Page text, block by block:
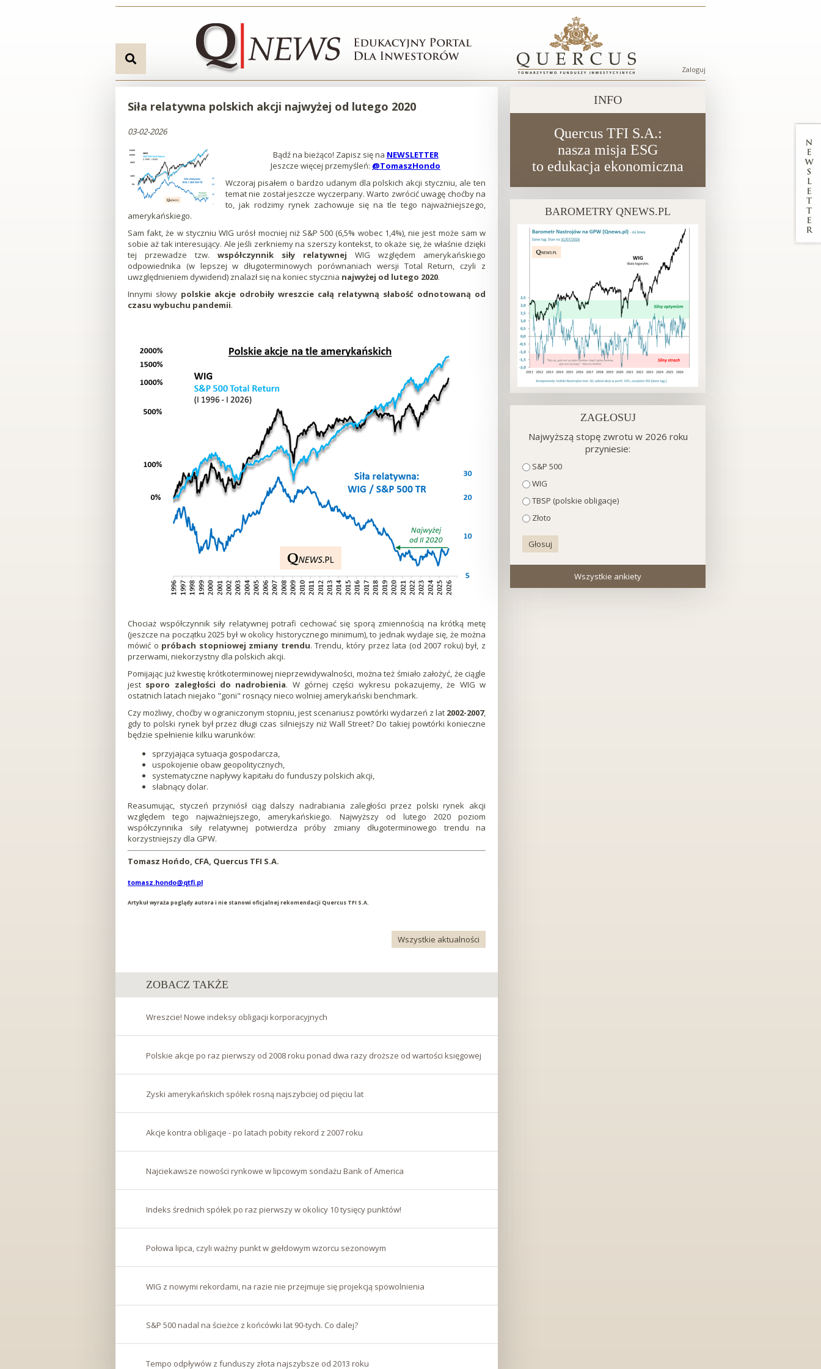
Go
to
engine
Menu
Zaloguj
Siła relatywna polskich akcji najwyżej od lutego 2020
03-02-2026
Bądź na bieżąco! Zapisz się na NEWSLETTEROtworzy
się
nowej
karcie
Jeszcze więcej przemyśleń: @TomaszHondo
w
nowej
karcie
Wczoraj pisałem o bardzo udanym dla polskich akcji styczniu, ale ten
temat nie został jeszcze wyczerpany. Warto zwrócić uwagę choćby na
to, jak rodzimy rynek zachowuje się na tle tego najważniejszego,
amerykańskiego.
Sam fakt, że w styczniu WIG urósł mocniej niż S&P 500 (6,5% wobec 1,4%), nie jest może sam w
sobie aż tak interesujący. Ale jeśli zerkniemy na szerszy kontekst, to okaże się, że właśnie dzięki
tej przewadze tzw. współczynnik siły relatywnej WIG względem amerykańskiego
odpowiednika (w lepszej w długoterminowych porównaniach wersji Total Return, czyli z
uwzględnieniem dywidend) znalazł się na koniec stycznia najwyżej od lutego 2020.
Innymi słowy polskie akcje odrobiły wreszcie całą relatywną słabość odnotowaną od
czasu wybuchu pandemii.
Chociaż współczynnik siły relatywnej potrafi cechować się sporą zmiennością na krótką metę
(jeszcze na początku 2025 był w okolicy historycznego minimum), to jednak wydaje się, że można
mówić o próbach stopniowej zmiany trendu. Trendu, który przez lata (od 2007 roku) był, z
przerwami, niekorzystny dla polskich akcji.
Pomijając już kwestię krótkoterminowej nieprzewidywalności, można też śmiało założyć, że ciągle
jest sporo zaległości do nadrobienia. W górnej części wykresu pokazujemy, że WIG w
ostatnich latach niejako "goni" rosnący nieco wolniej amerykański benchmark.
Czy możliwy, choćby w ograniczonym stopniu, jest scenariusz powtórki wydarzeń z lat 2002-2007,
gdy to polski rynek był przez długi czas silniejszy niż Wall Street? Do takiej powtórki konieczne
będzie spełnienie kilku warunków:
sprzyjająca sytuacja gospodarcza,
uspokojenie obaw geopolitycznych,
systematyczne napływy kapitału do funduszy polskich akcji,
słabnący dolar.
Reasumując, styczeń przyniósł ciąg dalszy nadrabiania zaległości przez polski rynek akcji
względem tego najważniejszego, amerykańskiego. Najwyższy od lutego 2020 poziom
współczynnika siły relatywnej potwierdza próby zmiany długoterminowego trendu na
korzystniejszy dla GPW.
Tomasz Hońdo, CFA, Quercus TFI S.A.
tomasz.hondo@qtfi.pl
Artykuł wyraża poglądy autora i nie stanowi oficjalnej rekomendacji Quercus TFI S.A.
Wszystkie aktualności
ZOBACZ TAKŻE
Wreszcie! Nowe indeksy obligacji korporacyjnych
Polskie akcje po raz pierwszy od 2008 roku ponad dwa razy droższe od wartości księgowej
Zyski amerykańskich spółek rosną najszybciej od pięciu lat
Akcje kontra obligacje - po latach pobity rekord z 2007 roku
Najciekawsze nowości rynkowe w lipcowym sondażu Bank of America
Indeks średnich spółek po raz pierwszy w okolicy 10 tysięcy punktów!
Połowa lipca, czyli ważny punkt w giełdowym wzorcu sezonowym
WIG z nowymi rekordami, na razie nie przejmuje się projekcją spowolnienia
S&P 500 nadal na ścieżce z końcówki lat 90-tych. Co dalej?
Tempo odpływów z funduszy złota najszybsze od 2013 roku
INFO
Quercus TFI S.A.:
nasza misja ESG
to edukacja ekonomiczna
BAROMETRY QNEWS.PL
ZAGŁOSUJ
Najwyższą stopę zwrotu w 2026 roku
przyniesie:
Wybory
S&P 500
WIG
TBSP (polskie obligacje)
Złoto
Wszystkie ankiety